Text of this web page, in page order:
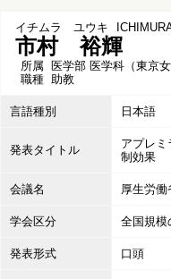
イチムラ ユウキ
市村 裕輝
所属 医学部 医学科（東京
職種 助教
言語種別 日本語
発表タイトル
アプレミ
制効果
会議名 厚生労
学会区分 全国規模
発表形式 口頭